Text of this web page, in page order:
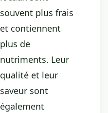
souvent plus frais
et contiennent
plus de
nutriments. Leur
qualité et leur
saveur sont
également